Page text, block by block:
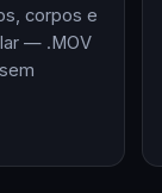
corpos e
— .MOV